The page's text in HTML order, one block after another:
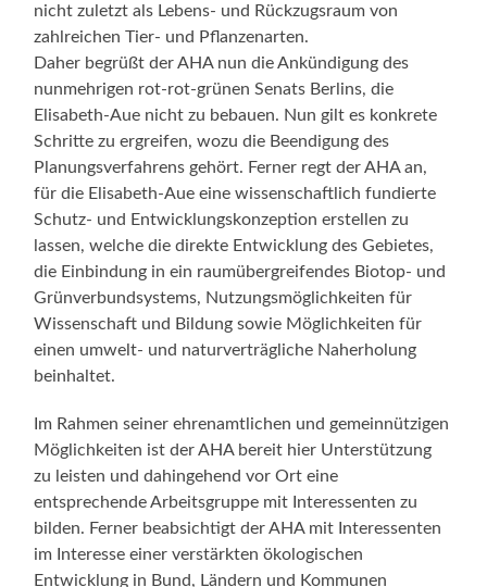
nicht zuletzt als Lebens- und Rückzugsraum von
zahlreichen Tier- und Pflanzenarten.
Daher begrüßt der AHA nun die Ankündigung des
nunmehrigen rot-rot-grünen Senats Berlins, die
Elisabeth-Aue nicht zu bebauen. Nun gilt es konkrete
Schritte zu ergreifen, wozu die Beendigung des
Planungsverfahrens gehört. Ferner regt der AHA an,
für die Elisabeth-Aue eine wissenschaftlich fundierte
Schutz- und Entwicklungskonzeption erstellen zu
lassen, welche die direkte Entwicklung des Gebietes,
die Einbindung in ein raumübergreifendes Biotop- und
Grünverbundsystems, Nutzungsmöglichkeiten für
Wissenschaft und Bildung sowie Möglichkeiten für
einen umwelt- und naturverträgliche Naherholung
beinhaltet.
Im Rahmen seiner ehrenamtlichen und gemeinnützigen
Möglichkeiten ist der AHA bereit hier Unterstützung
zu leisten und dahingehend vor Ort eine
entsprechende Arbeitsgruppe mit Interessenten zu
bilden. Ferner beabsichtigt der AHA mit Interessenten
im Interesse einer verstärkten ökologischen
Entwicklung in Bund, Ländern und Kommunen